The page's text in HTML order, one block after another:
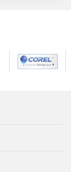
ЦОДы и др.).
Windows в